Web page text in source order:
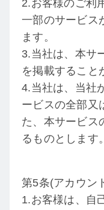
2.お客様のご利
一部のサービス
ます。
3.当社は、本サ
を掲載すること
4.当社は、当社
ービスの全部又
た、本サービス
るものとします。
第5条(アカウン
1.お客様は、自